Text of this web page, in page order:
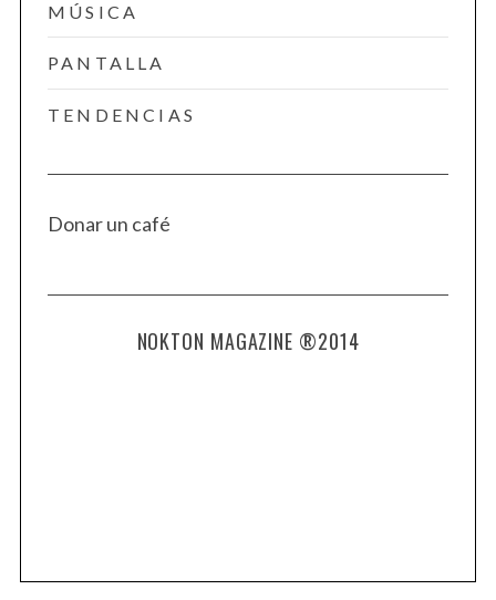
MÚSICA
PANTALLA
TENDENCIAS
Donar un café
NOKTON MAGAZINE ®2014